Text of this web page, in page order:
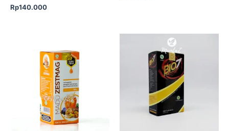
Rp140.000